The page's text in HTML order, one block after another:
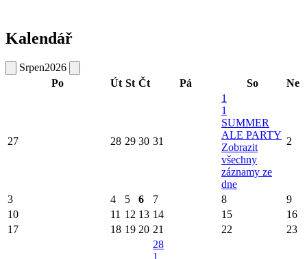
Kalendář
Srpen2026
Po
Út St Čt Pá So Ne
27 28 29 30 31
1
1
SUMMER
ALE PARTY
Zobrazit
všechny
záznamy ze
dne
2
3 4 5 6 7 8
9
10
11 12 13 14 15
16
17
18 19 20 21 22 23
28